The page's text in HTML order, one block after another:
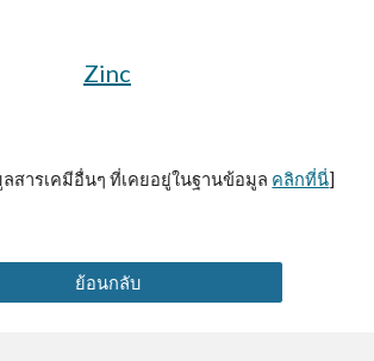
Zinc
สารเคมีอื่นๆ ที่เคยอยู่ในฐานข้อมูล คลิกที่นี่]
ย้อนกลับ